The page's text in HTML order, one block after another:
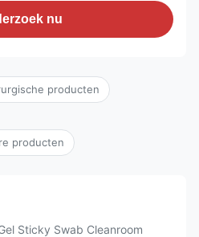
nu
producten
producten
Sticky Swab Cleanroom